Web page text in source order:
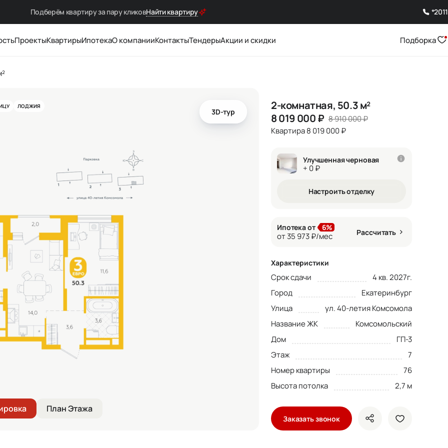
Подберём квартиру за пару кликовНайти квартиру *2011
ПроектыКвартирыИпотекаО компанииКонтактыТендерыАкции и скидки Подборка
ЛОДЖИЯ
План Этажа
3D-тур
2-комнатная, 50.3 м²
8 019 000₽ 8 910 000₽
Квартира 8 019 000 ₽
Улучшенная черновая
+ 0 ₽
Настроить отделку
Ипотека от 6%
от 35 973 ₽/мес Рассчитать
Характеристики
Срок сдачи
4 кв. 2027г.
Город
Екатеринбург
Улица
ул. 40-летия Комсомола
Название ЖК
Комсомольский
Дом
ГП-3
Этаж
7
Номер квартиры
76
Высота потолка
2,7 м
Заказать звонок показать кнопки
добавить в